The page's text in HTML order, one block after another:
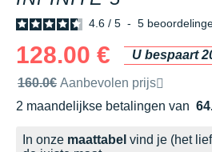
4.6 / 5 - 5
128.00 €
U bespaart
Door het merk aanbevolen
160.0€ Aanbevolen prijs
2 maandelijkse betalingen van
zonder kosten
In onze maattabel vind je (het